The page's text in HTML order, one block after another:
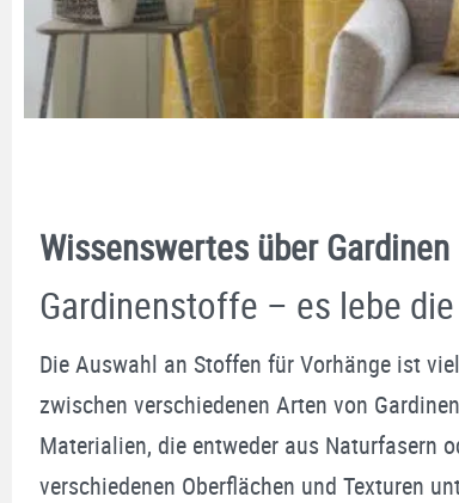
Wissenswertes über Gardinen
Gardinenstoffe – es lebe
Die Auswahl an Stoffen für Vorhänge ist
zwischen verschiedenen Arten von
Materialien, die entweder aus Naturfasern
verschiedenen Oberflächen und Texturen